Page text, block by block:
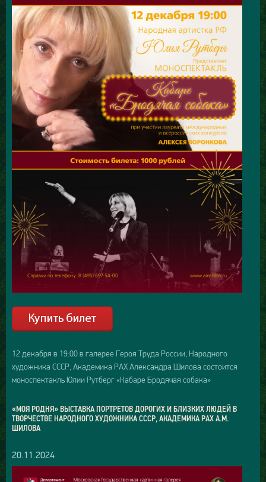
12 декабря в 19:00 в галерее Героя Труда России, Народного
художника СССР, Академика РАХ Александра Шилова состоится
моноспектакль Юлии Рутберг «Кабаре Бродячая собака»
«МОЯ РОДНЯ» ВЫСТАВКА ПОРТРЕТОВ ДОРОГИХ И БЛИЗКИХ ЛЮДЕЙ В
ТВОРЧЕСТВЕ НАРОДНОГО ХУДОЖНИКА СССР, АКАДЕМИКА РАХ А.М.
ШИЛОВА
20.11.2024